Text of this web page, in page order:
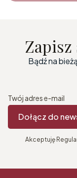
Zapisz
Bądź na
Twój adres e-mail
Dołącz do
Akceptuję